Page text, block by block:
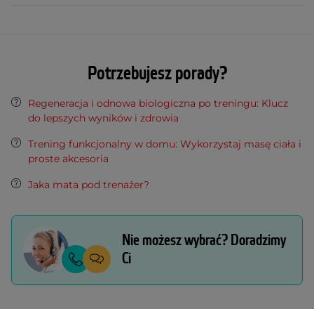
Potrzebujesz porady?
Regeneracja i odnowa biologiczna po treningu: Klucz
do lepszych wyników i zdrowia
Trening funkcjonalny w domu: Wykorzystaj masę ciała i
proste akcesoria
Jaka mata pod trenażer?
Nie możesz wybrać? Doradzimy
Ci